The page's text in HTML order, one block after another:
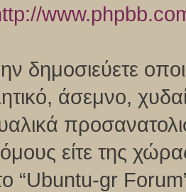
δημοσιεύετε
άσεμνο,
είτε της
το “Ubuntu-gr